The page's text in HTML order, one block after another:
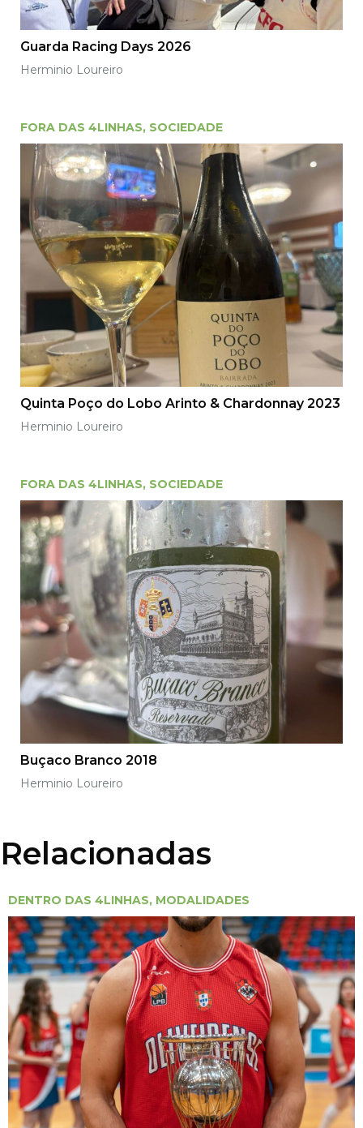
Guarda Racing Days 2026
Herminio Loureiro
FORA DAS 4LINHAS, SOCIEDADE
Quinta Poço do Lobo Arinto & Chardonnay 2023
Herminio Loureiro
FORA DAS 4LINHAS, SOCIEDADE
Buçaco Branco 2018
Herminio Loureiro
Relacionadas
DENTRO DAS 4LINHAS, MODALIDADES